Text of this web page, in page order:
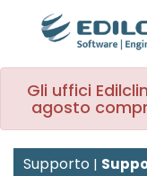
Gli uffici
agosto
Supporto |